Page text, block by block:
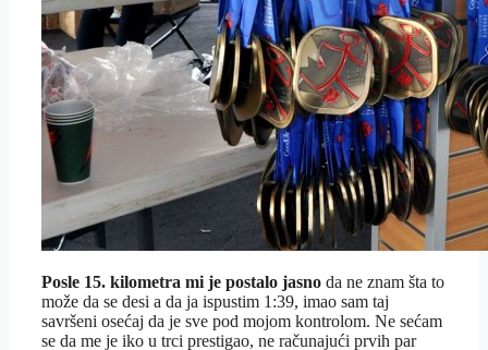
Posle 15. kilometra mi je postalo jasno da ne znam šta to
može da se desi a da ja ispustim 1:39, imao sam taj
savršeni osećaj da je sve pod mojom kontrolom. Ne sećam
se da me je iko u trci prestigao, ne računajući prvih par